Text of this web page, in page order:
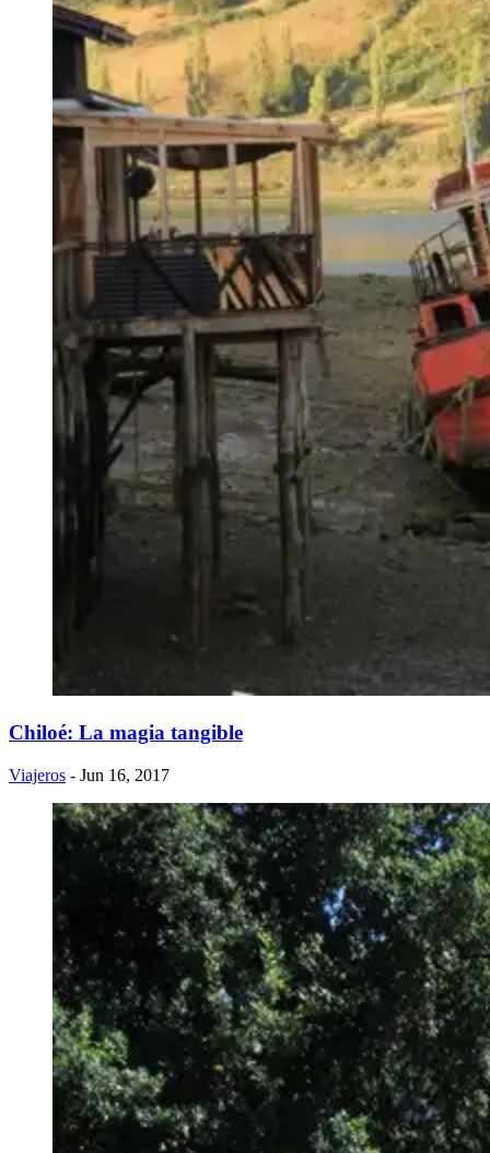
​Chiloé: La magia tangible
Viajeros - Jun 16, 2017